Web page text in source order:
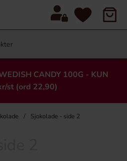
CANDY 100G - KUN
st (ord 22,90)
Sjokolade - side 2